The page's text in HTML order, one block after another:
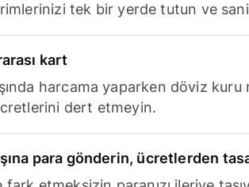
tek bir yerde tutun ve
kart
harcama yaparken döviz kuru
dert etmeyin.
para gönderin, ücretlerden